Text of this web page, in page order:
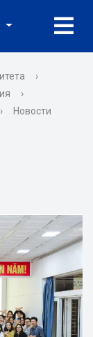
›
›
› Новости